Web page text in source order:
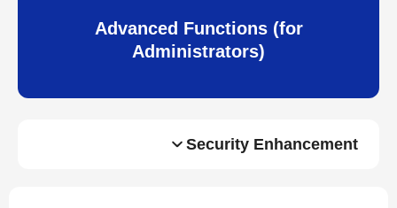
Advanced Functions (for
Administrators)
Security Enhancement